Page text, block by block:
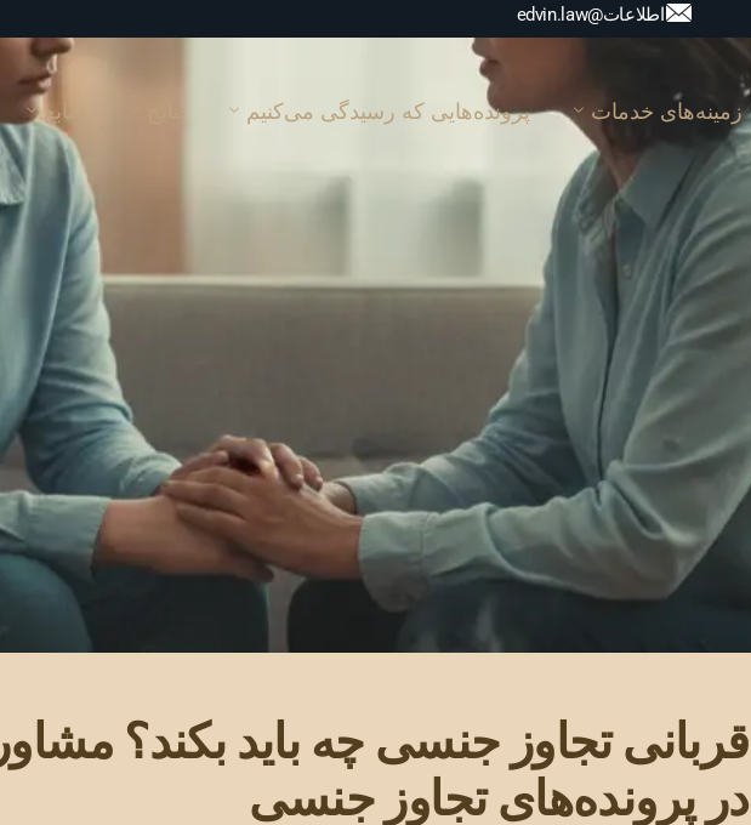
اطلاعات@edvin.law
زمینه‌های خدمات پرونده‌هایی که رسیدگی می‌کنیم منابع
قربانی تجاوز جنسی چه باید بکند؟
در پرونده‌های تجاوز جنسی